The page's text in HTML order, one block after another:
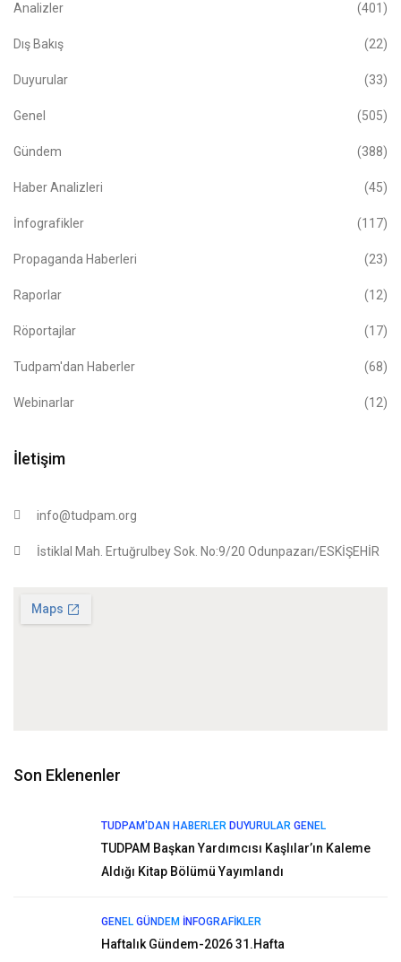
Analizler (401)
Dış Bakış (22)
Duyurular (33)
Genel (505)
Gündem (388)
Haber Analizleri (45)
İnfografikler (117)
Propaganda Haberleri (23)
Raporlar (12)
Röportajlar (17)
Tudpam'dan Haberler (68)
Webinarlar (12)
İletişim
info@tudpam.org
İstiklal Mah. Ertuğrulbey Sok. No:9/20 Odunpazarı/ESKİŞEHİR
Son Eklenenler
TUDPAM'DAN HABERLER DUYURULAR GENEL
TUDPAM Başkan Yardımcısı Kaşlılar’ın Kaleme
Aldığı Kitap Bölümü Yayımlandı
GENEL GÜNDEM İNFOGRAFIKLER
Haftalık Gündem-2026 31.Hafta